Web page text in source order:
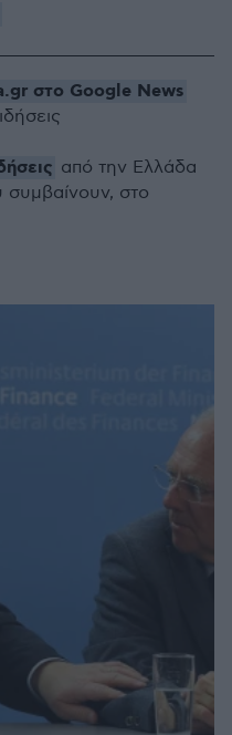
στο Google News
από την Ελλάδα
συμβαίνουν, στο